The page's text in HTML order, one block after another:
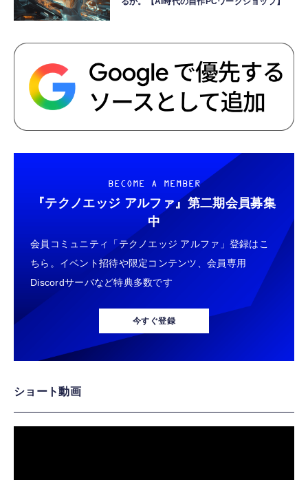
BECOME A MEMBER
『テクノエッジ アルファ』 第二期会員募集
中
会員コミュニティ「テクノエッジ アルファ」登録はこ
ちら。イベント招待や限定コンテンツ、会員専用
Discordサーバなど特典多数です
今すぐ登録
ショート動画